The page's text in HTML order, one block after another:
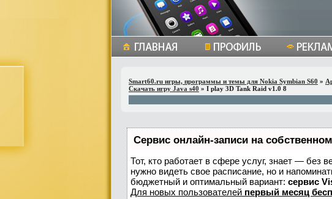
Smart60.ru игры, программы и темы для Nokia Symbian S60 »
Скачать игру Java s40 » I play 3D Tank Raid v1.0 8
Сервис онлайн-записи на
Тот, кто работает в сфере услуг, знает — без
нужно видеть свое расписание, но и
бюджетный и оптимальный вариант: сервис
Для новых пользователей первый месяц